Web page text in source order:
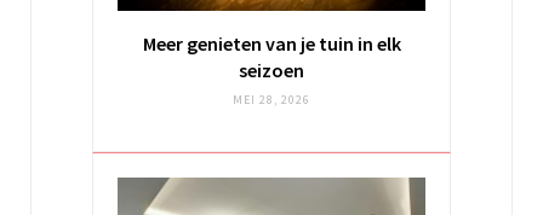
Meer genieten van je tuin in elk
seizoen
MEI 28, 2026